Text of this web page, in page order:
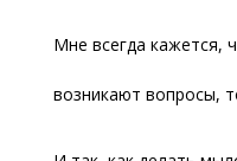
Мне всегда кажется,
возникают вопросы,